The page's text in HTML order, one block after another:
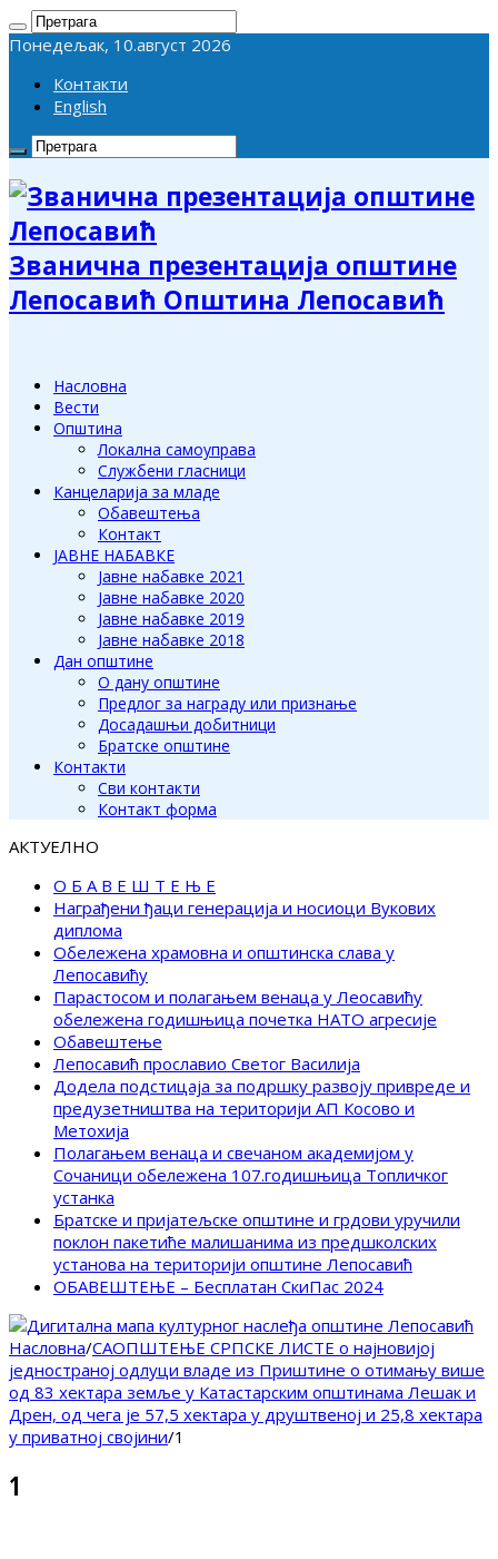
Понедељак, 10.август 2026
Контакти
English
Званична презентација општине
Лепосавић Општина Лепосавић
Насловна
Вести
Општина
Локална самоуправа
Службени гласници
Канцеларија за младе
Обавештења
Контакт
ЈАВНЕ НАБАВКЕ
Јавне набавке 2021
Јавне набавке 2020
Јавне набавке 2019
Јавне набавке 2018
Дан општине
О дану општине
Предлог за награду или признање
Досадашњи добитници
Братске општине
Контакти
Сви контакти
Контакт форма
АКТУЕЛНО
О Б А В Е Ш Т Е Њ Е
Награђени ђаци генерација и носиоци Вукових
диплома
Обележена храмовна и општинска слава у
Лепосавићу
Парастосом и полагањем венаца у Леосавићу
обележена годишњица почетка НАТО агресије
Обавештење
Лепосавић прославио Светог Василија
Додела подстицаја за подршку развоју привреде и
предузетништва на територији АП Косово и
Метохија
Полагањем венаца и свечаном академијом у
Сочаници обележена 107.годишњица Топличког
устанка
Братске и пријатељске општине и грдови уручили
поклон пакетиће малишанима из предшколских
установа на територији општине Лепосавић
ОБАВЕШТЕЊЕ – Бесплатан СкиПас 2024
Насловна/САОПШТЕЊЕ СРПСКЕ ЛИСТЕ о најновијој
једностраној одлуци владе из Приштине о отимању више
од 83 хектара земље у Катастарским општинама Лешак и
Дрен, од чега је 57,5 хектара у друштвеној и 25,8 хектара
у приватној својини/1
1